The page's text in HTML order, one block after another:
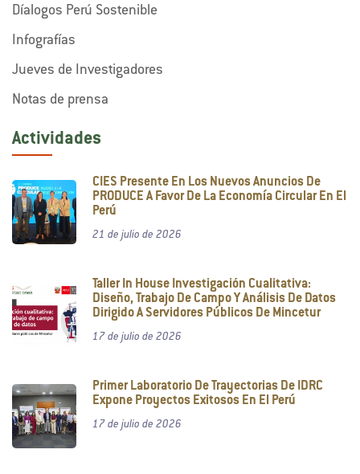
Díalogos Perú Sostenible
Infografías
Jueves de Investigadores
Notas de prensa
Actividades
CIES Presente En Los Nuevos Anuncios De
PRODUCE A Favor De La Economía Circular En El
Perú
21 de julio de 2026
Taller In House Investigación Cualitativa:
Diseño, Trabajo De Campo Y Análisis De Datos
Dirigido A Servidores Públicos De Mincetur
17 de julio de 2026
Primer Laboratorio De Trayectorias De IDRC
Expone Proyectos Exitosos En El Perú
17 de julio de 2026